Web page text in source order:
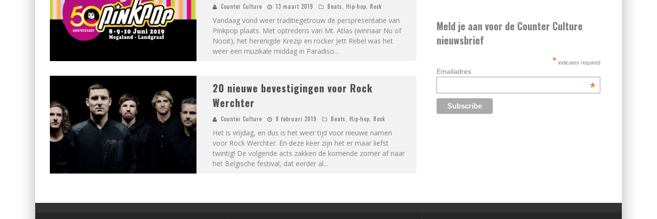
Counter Culture 13 maart 2019 Beats Hip-hop Rock
Vandaag vond weer traditiegetrouw de perspresentatie van
Pinkpop plaats. Met optredens van Mt. Atlas (winnaar Nu of
Nooit), het herenigde Krezip en rocker Jett Rebel was het
weer een muzikale middag in Paradiso...
20 nieuwe bevestigingen voor Rock
Werchter
Counter Culture 8 februari 2019 Beats Hip-hop Rock
Het is vrijdag, en dus is het weer tijd voor nieuwe namen
voor Rock Werchter. En deze keer zijn het er maar liefst
twintig! De volgende acts zakken de komende zomer af naar
het Belgische festival, dat eerder al...
Meld je aan voor de Counter Culture
nieuwsbrief
* indicates required
Emailadres
*